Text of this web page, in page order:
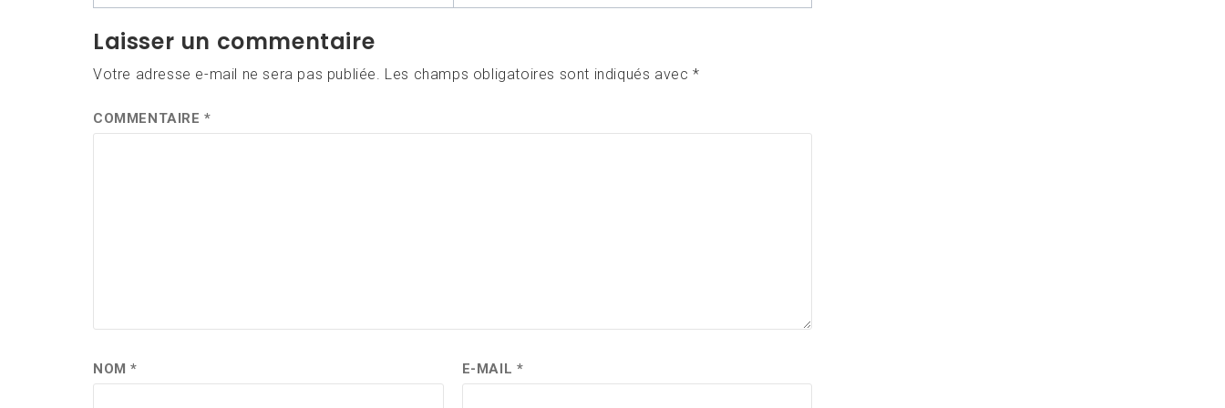
l’article
Laisser un commentaire
Votre adresse e-mail ne sera pas publiée. Les champs obligatoires sont indiqués avec*
COMMENTAIRE*
NOM* E-MAIL *